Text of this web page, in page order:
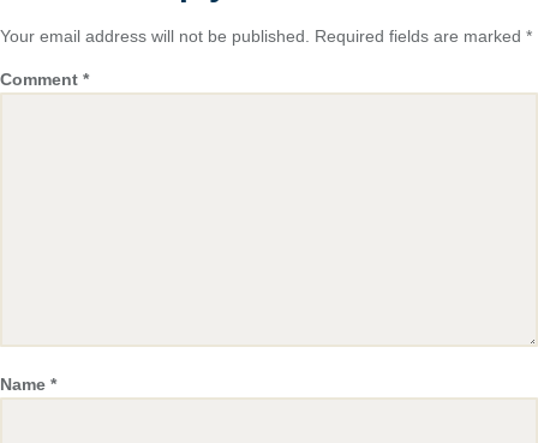
Your email address will not be published. Required fields are marked *
Comment *
Name *